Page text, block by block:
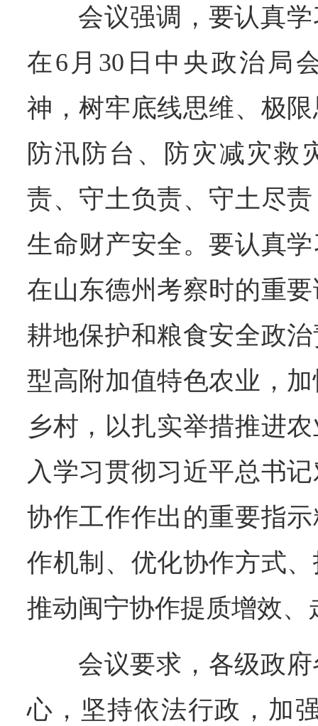
会议强调，要认真
在6月30日中央政治局
神，树牢底线思维、极
防汛防台、防灾减灾救
责、守土负责、守土尽
生命财产安全。要认真
在山东德州考察时的重
耕地保护和粮食安全政
型高附加值特色农业，
乡村，以扎实举措推进
入学习贯彻习近平总书
协作工作作出的重要指
作机制、优化协作方式
推动闽宁协作提质增效、
会议要求，各级政
心，坚持依法行政，加